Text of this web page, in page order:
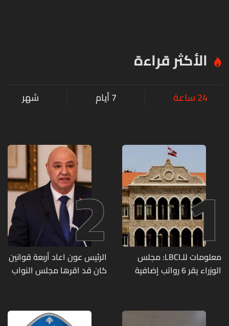
الأكثر قراءة
24 ساعة 7 أيام شهر
1
معلومات للـLBCI: مجلس
الوزراء يقر 6 رواتب إضافية
منذ آذار
2
الرئيس عون اعاد أربعة قوانين
كان قد اقرها مجلس النواب